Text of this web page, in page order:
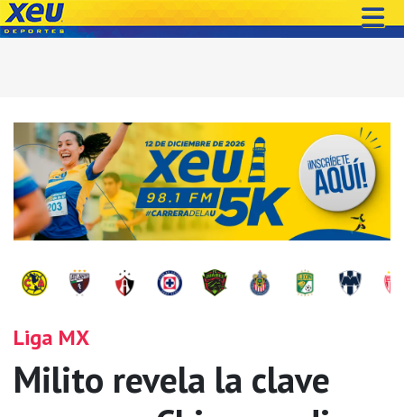
Liga MX
Milito revela la clave